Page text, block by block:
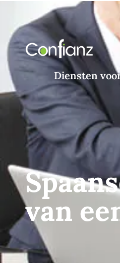
Diensten
van